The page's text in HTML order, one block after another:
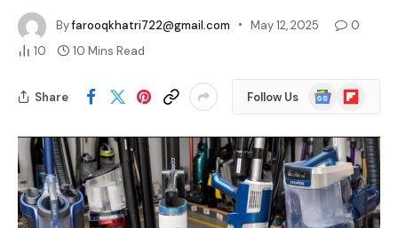
Byfarooqkhatri722@gmail.com May 12, 2025
0
10
10 Mins Read
Share Follow Us
Google
News
Flipboard